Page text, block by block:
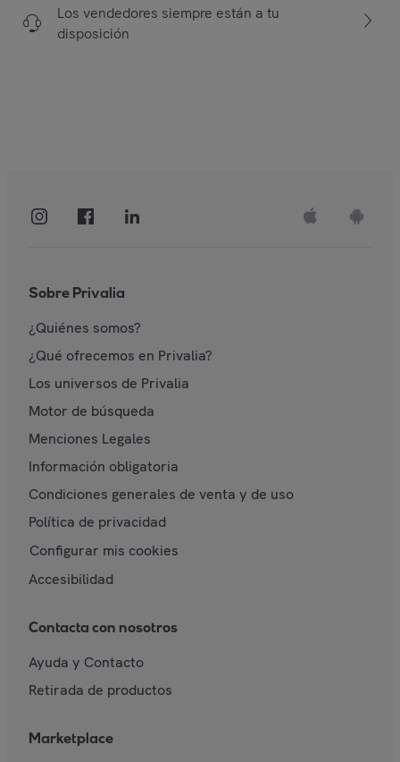
Los vendedores siempre están a tu
disposición
Sobre Privalia
¿Quiénes somos?
¿Qué ofrecemos en Privalia?
Los universos de Privalia
Motor de búsqueda
Menciones Legales
Información obligatoria
Condiciones generales de venta y de uso
Política de privacidad
Configurar mis cookies
Accesibilidad
Contacta con nosotros
Ayuda y Contacto
Retirada de productos
Marketplace